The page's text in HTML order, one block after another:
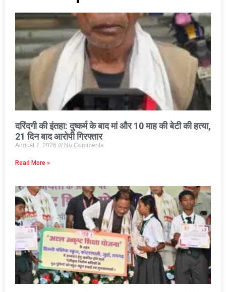
दरिंदगी की इंतहा: दुष्कर्म के बाद मां और 10 माह की बेटी की हत्या,
21 दिन बाद आरोपी गिरफ्तार
August 7, 2026 No Comments
Read More »